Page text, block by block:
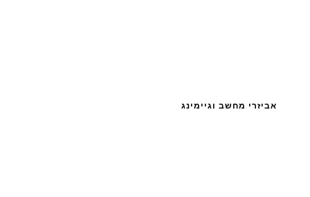
אביזרי מחשב וגיימינג